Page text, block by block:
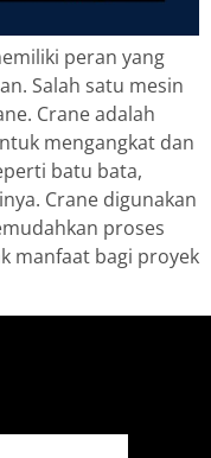
peran yang
Salah satu mesin
Crane adalah
mengangkat dan
batu bata,
Crane digunakan
proses
manfaat bagi proyek